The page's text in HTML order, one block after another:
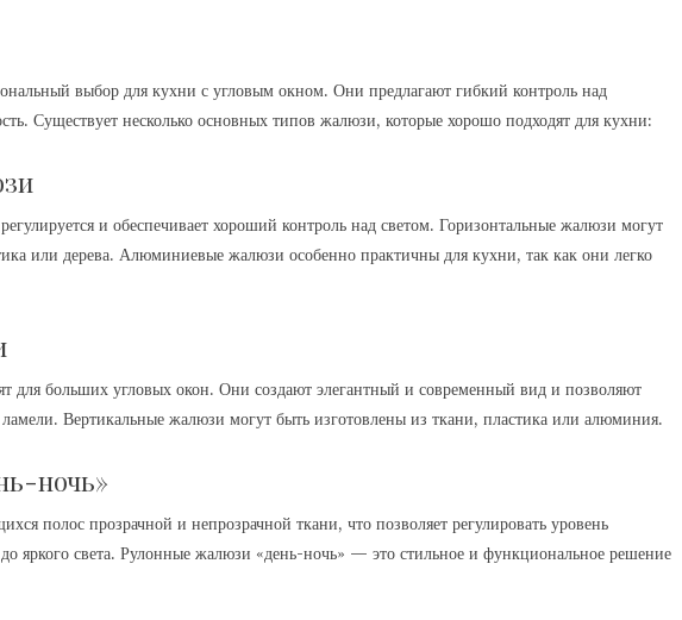
выбор для кухни с угловым окном. Они предлагают гибкий контроль над
Существует несколько основных типов жалюзи, которые хорошо подходят для кухни:
и обеспечивает хороший контроль над светом. Горизонтальные жалюзи могут
или дерева. Алюминиевые жалюзи особенно практичны для кухни, так как они легко
для больших угловых окон. Они создают элегантный и современный вид и позволяют
ламели. Вертикальные жалюзи могут быть изготовлены из ткани, пластика или алюминия.
ночь»
полос прозрачной и непрозрачной ткани, что позволяет регулировать уровень
яркого света. Рулонные жалюзи «день-ночь» — это стильное и функциональное решение